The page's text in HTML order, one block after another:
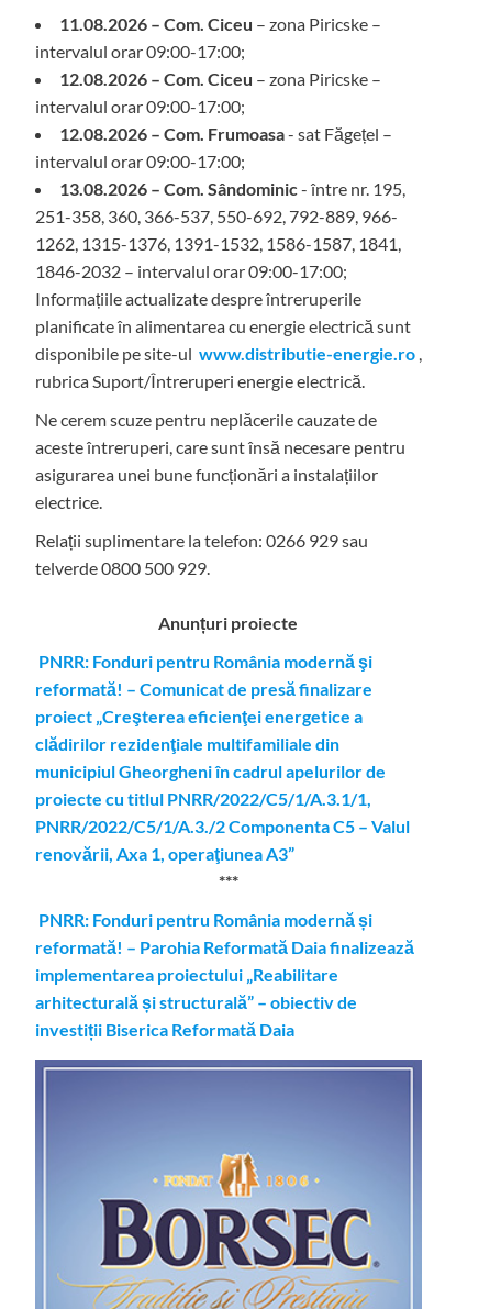
11.08.2026 – Com. Ciceu – zona Piricske –
intervalul orar 09:00-17:00;
12.08.2026 – Com. Ciceu – zona Piricske –
intervalul orar 09:00-17:00;
12.08.2026 – Com. Frumoasa- sat Făgețel –
intervalul orar 09:00-17:00;
13.08.2026 – Com. Sândominic- între nr. 195,
251-358, 360, 366-537, 550-692, 792-889, 966-
1262, 1315-1376, 1391-1532, 1586-1587, 1841,
1846-2032 – intervalul orar 09:00-17:00;
Informațiile actualizate despre întreruperile
planificate în alimentarea cu energie electrică sunt
disponibile pe site-ul www.distributie-energie.ro ,
rubrica Suport/Întreruperi energie electrică.
Ne cerem scuze pentru neplăcerile cauzate de
aceste întreruperi, care sunt însă necesare pentru
asigurarea unei bune funcționări a instalațiilor
electrice.
Relații suplimentare la telefon: 0266 929 sau
telverde 0800 500 929.
Anunțuri proiecte
PNRR: Fonduri pentru România modernă şi
reformată! – Comunicat de presă finalizare
proiect „Creşterea eficienţei energetice a
clădirilor rezidenţiale multifamiliale din
municipiul Gheorgheni în cadrul apelurilor de
proiecte cu titlul PNRR/2022/C5/1/A.3.1/1,
PNRR/2022/C5/1/A.3./2 Componenta C5 – Valul
renovării, Axa 1, operaţiunea A3”
***
PNRR: Fonduri pentru România modernă și
reformată! – Parohia Reformată Daia finalizează
implementarea proiectului „Reabilitare
arhitecturală și structurală” – obiectiv de
investiții Biserica Reformată Daia